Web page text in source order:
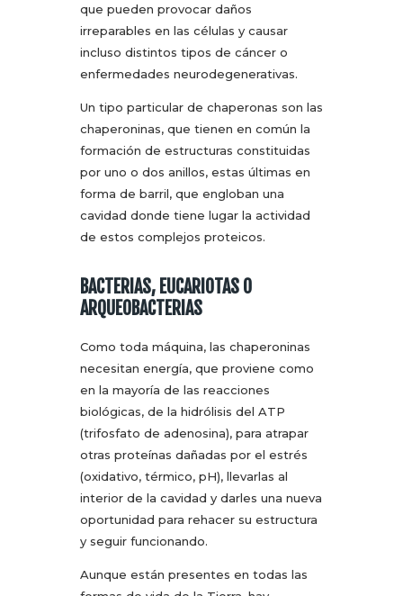
que pueden provocar daños
irreparables en las células y causar
incluso distintos tipos de cáncer o
enfermedades neurodegenerativas.
Un tipo particular de chaperonas son las
chaperoninas, que tienen en común la
formación de estructuras constituidas
por uno o dos anillos, estas últimas en
forma de barril, que engloban una
cavidad donde tiene lugar la actividad
de estos complejos proteicos.
BACTERIAS, EUCARIOTAS O
ARQUEOBACTERIAS
Como toda máquina, las chaperoninas
necesitan energía, que proviene como
en la mayoría de las reacciones
biológicas, de la hidrólisis del ATP
(trifosfato de adenosina), para atrapar
otras proteínas dañadas por el estrés
(oxidativo, térmico, pH), llevarlas al
interior de la cavidad y darles una nueva
oportunidad para rehacer su estructura
y seguir funcionando.
Aunque están presentes en todas las